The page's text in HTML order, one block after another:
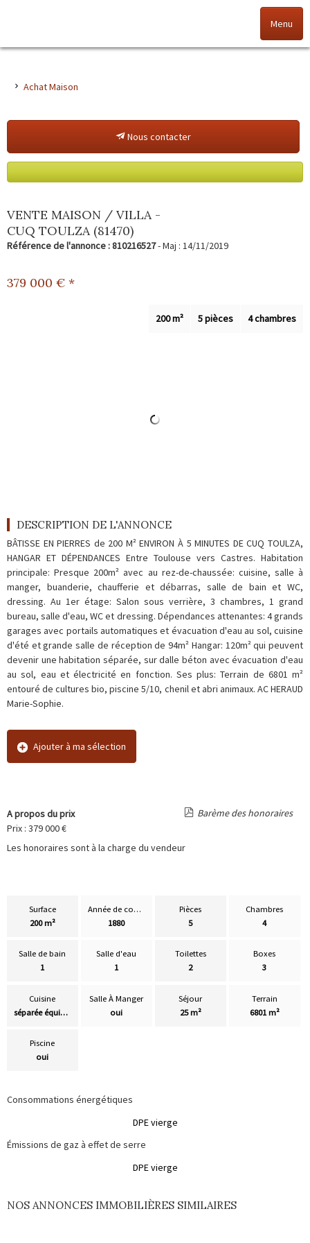
Menu
Vendez votre bien
Alerte immo
Gestion
Achat Maison
Nous contacter
VENTE MAISON / VILLA -
CUQ TOULZA (81470)
Référence de l'annonce : 810216527- Maj : 14/11/2019
379 000 € *
4 chambres
5 pièces
200 m²
DESCRIPTION DE L'ANNONCE
BÂTISSE EN PIERRES de 200 M² ENVIRON À 5 MINUTES DE CUQ TOULZA,
HANGAR ET DÉPENDANCES Entre Toulouse vers Castres. Habitation
principale: Presque 200m² avec au rez-de-chaussée: cuisine, salle à
manger, buanderie, chaufferie et débarras, salle de bain et WC,
dressing. Au 1er étage: Salon sous verrière, 3 chambres, 1 grand
bureau, salle d'eau, WC et dressing. Dépendances attenantes: 4 grands
garages avec portails automatiques et évacuation d'eau au sol, cuisine
d'été et grande salle de réception de 94m² Hangar: 120m² qui peuvent
devenir une habitation séparée, sur dalle béton avec évacuation d'eau
au sol, eau et électricité en fonction. Ses plus: Terrain de 6801 m²
entouré de cultures bio, piscine 5/10, chenil et abri animaux. AC HERAUD
Marie-Sophie.
Ajouter à ma sélection
A propos du prix
Barème des honoraires
Prix : 379 000 €
Les honoraires sont à la charge du vendeur
Surface
200 m²
Année de construction
1880
Pièces
5
Chambres
4
Salle de bain
1
Salle d'eau
1
Toilettes
2
Boxes
3
Cuisine
séparée équipée
Salle À Manger
oui
Séjour
25 m²
Terrain
6801 m²
Piscine
oui
Consommations énergétiques
DPE vierge
Émissions de gaz à effet de serre
DPE vierge
NOS ANNONCES IMMOBILIÈRES SIMILAIRES